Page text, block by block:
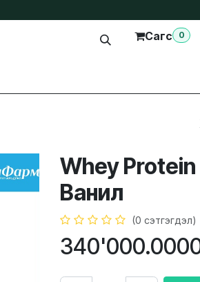
Сагс 0
Whey Protein
Ванил
(0 сэтгэгдэл)